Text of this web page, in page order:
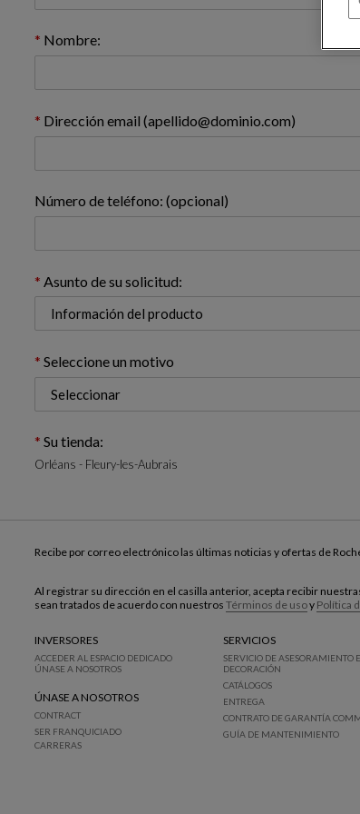
Nombre:
Dirección email (apellido@dominio.com)
Número de teléfono: (opcional)
Asunto de su solicitud:
Seleccione un motivo
Su tienda:
Orléans - Fleury-les-Aubrais
Recibe por correo electrónico las últimas noticias y ofertas de
Al registrar su dirección en el casilla anterior, acepta recibir
sean tratados de acuerdo con nuestros Términos de usoy Política
INVERSORES
ACCEDER AL ESPACIO DEDICADO
ÚNASE A NOSOTROS
ÚNASE A NOSOTROS
CONTRACT
SER FRANQUICIADO
CARRERAS
SERVICIOS
SERVICIO DE ASESORAMIENTO
DECORACIÓN
CATÁLOGOS
ENTREGA
CONTRATO DE GARANTÍA
GUÍA DE MANTENIMIENTO